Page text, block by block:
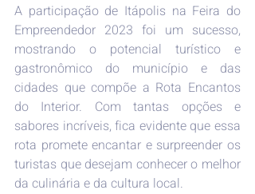
A participação de Itápolis na Feira do
Empreendedor 2023 foi um sucesso,
mostrando o potencial turístico e
gastronômico do município e das
cidades que compõe a Rota Encantos
do Interior. Com tantas opções e
sabores incríveis, fica evidente que essa
rota promete encantar e surpreender os
turistas que desejam conhecer o melhor
da culinária e da cultura local.